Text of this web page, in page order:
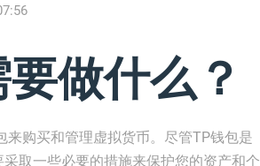
做什么？
购买和管理虚拟货币。尽管TP钱包是
取一些必要的措施来保护您的资产和个